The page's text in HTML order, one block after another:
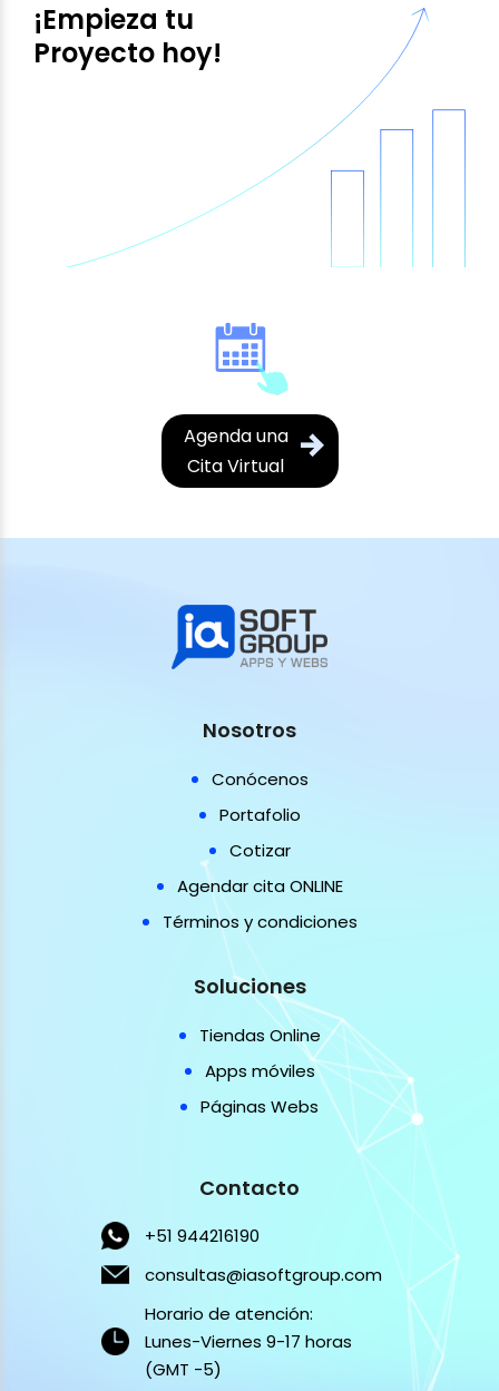
¡Empieza tu
Proyecto hoy!
Agenda una
Cita Virtual
Nosotros
Conócenos
Portafolio
Cotizar
Agendar cita ONLINE
Términos y condiciones
Soluciones
Tiendas Online
Apps móviles
Páginas Webs
Contacto
+51 944216190
consultas@iasoftgroup.com
Horario de atención:
Lunes-Viernes 9-17 horas
(GMT -5)